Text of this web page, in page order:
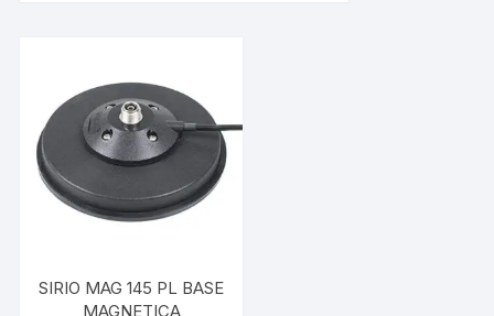
SIRIO MAG 145 PL BASE
MAGNETICA